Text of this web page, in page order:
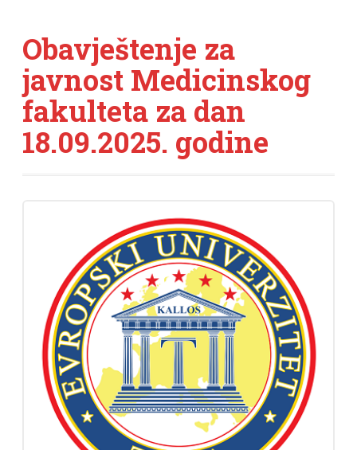
Obavještenje za
javnost Medicinskog
fakulteta za dan
18.09.2025. godine